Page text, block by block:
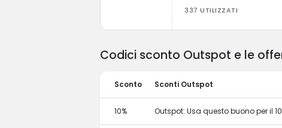
337 UTILIZZATI
Codici sconto Outspot e le
Sconto Sconti Outspot
10% Outspot: Usa questo buono per il